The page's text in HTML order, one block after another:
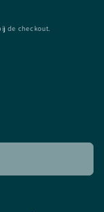
de checkout.